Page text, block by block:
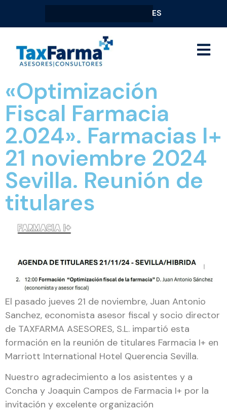
ES
«Optimización
Fiscal Farmacia
2.024». Farmacias I+
21 noviembre 2024
Sevilla. Reunión de
titulares
El pasado jueves 21 de noviembre, Juan Antonio
Sanchez, economista asesor fiscal y socio director
de TAXFARMA ASESORES, S.L. impartió esta
formación en la reunión de titulares Farmacia I+ en
Marriott International Hotel Querencia Sevilla.
Nuestro agradecimiento a los asistentes y a
Concha y Joaquin Campos de Farmacia I+ por la
invitación y excelente organización